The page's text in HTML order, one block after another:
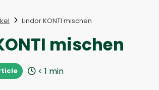
Lindor KONTI mischen
mischen
< 1 min